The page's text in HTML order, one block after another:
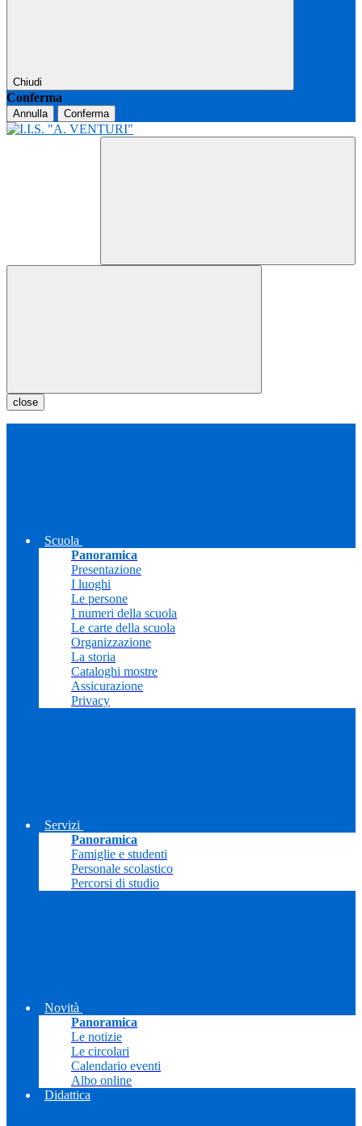
Chiudi
Conferma
Annulla Conferma
close
Scuola
Panoramica
Presentazione
I luoghi
Le persone
I numeri della scuola
Le carte della scuola
Organizzazione
La storia
Cataloghi mostre
Assicurazione
Privacy
Servizi
Panoramica
Famiglie e studenti
Personale scolastico
Percorsi di studio
Novità
Panoramica
Le notizie
Le circolari
Calendario eventi
Albo online
Didattica